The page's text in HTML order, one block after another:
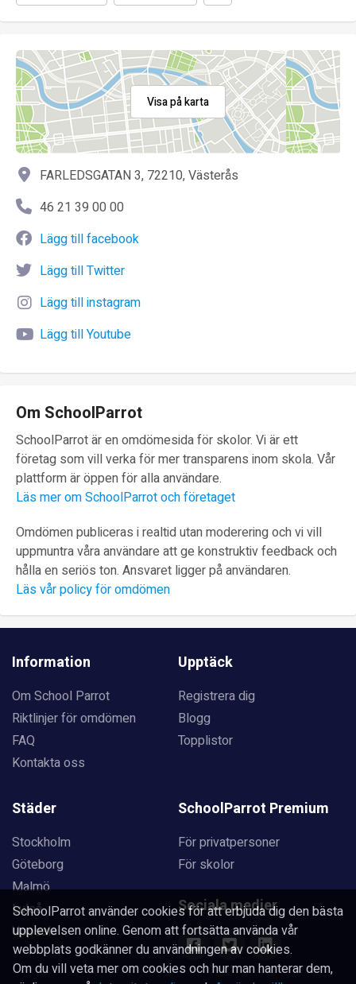
Visa på karta
FARLEDSGATAN 3, 72210, Västerås
46 21 39 00 00
Lägg till facebook
Lägg till Twitter
Lägg till instagram
Lägg till Youtube
Om SchoolParrot
SchoolParrot är en omdömesida för skolor. Vi är ett
företag som vill verka för mer transparens inom skola. Vår
plattform är öppen för alla användare.
Läs mer om SchoolParrot och företaget
Omdömen publiceras i realtid utan moderering och vi vill
uppmuntra våra användare att ge konstruktiv feedback och
hålla en seriös ton. Ansvaret ligger på användaren.
Läs vår policy för omdömen
Information
Om School Parrot
Riktlinjer för omdömen
FAQ
Kontakta oss
Upptäck
Registrera dig
Blogg
Topplistor
Städer
Stockholm
Göteborg
Malmö
Luleå
Uppsala
SchoolParrot Premium
För privatpersoner
För skolor
Sociala medier
SchoolParrot använder cookies för att erbjuda dig den bästa
upplevelsen online. Genom att fortsätta använda vår
webbplats godkänner du användningen av cookies.
Om du vill veta mer om cookies och hur man hanterar dem,